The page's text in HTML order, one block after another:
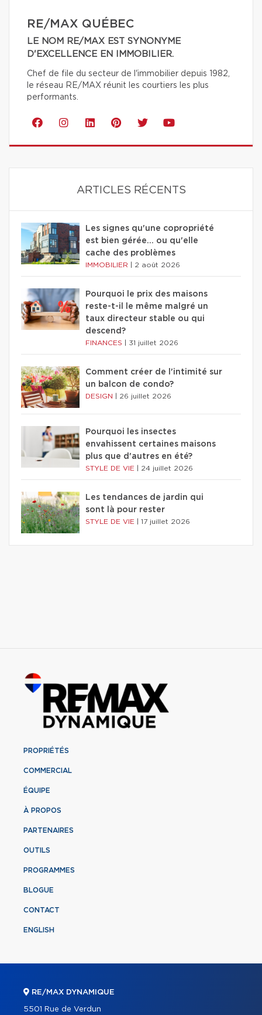
RE/MAX QUÉBEC
LE NOM RE/MAX EST SYNONYME
D'EXCELLENCE EN IMMOBILIER.
Chef de file du secteur de l'immobilier depuis 1982,
le réseau RE/MAX réunit les courtiers les plus
performants.
ARTICLES RÉCENTS
Les signes qu'une copropriété
est bien gérée… ou qu'elle
cache des problèmes
IMMOBILIER 2 août 2026
Pourquoi le prix des maisons
reste-t-il le même malgré un
taux directeur stable ou qui
descend?
FINANCES 31 juillet 2026
Comment créer de l'intimité sur
un balcon de condo?
DESIGN 26 juillet 2026
Pourquoi les insectes
envahissent certaines maisons
plus que d'autres en été?
STYLE DE VIE 24 juillet 2026
Les tendances de jardin qui
sont là pour rester
STYLE DE VIE 17 juillet 2026
PROPRIÉTÉS
COMMERCIAL
ÉQUIPE
À PROPOS
PARTENAIRES
OUTILS
PROGRAMMES
BLOGUE
CONTACT
ENGLISH
RE/MAX DYNAMIQUE
5501 Rue de Verdun